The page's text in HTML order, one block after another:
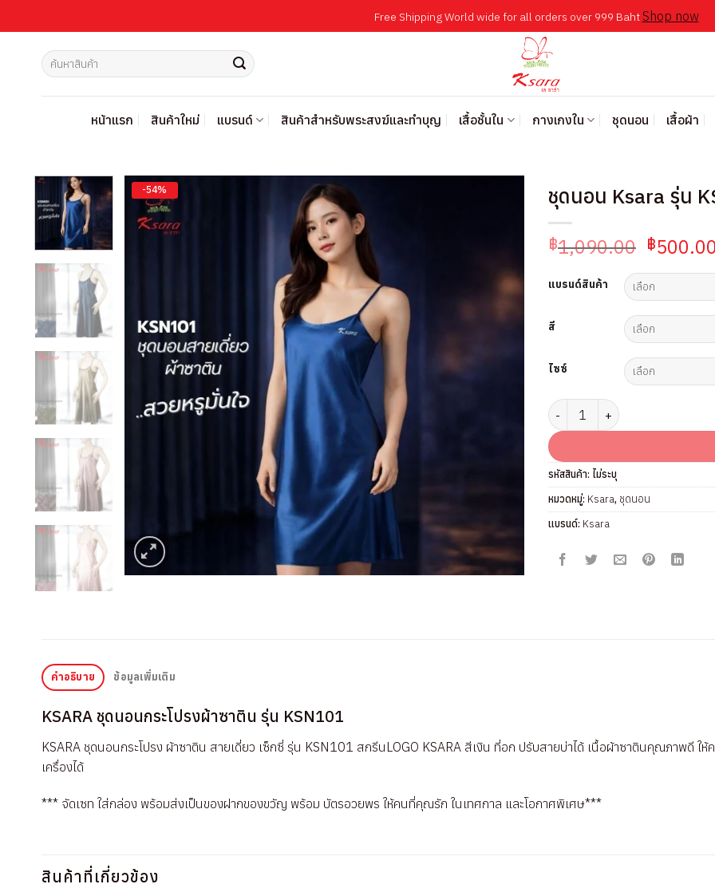
ไป
Free Shipping World wide for all orders over 999 Baht Shop now
ค้นหา:
หน้าแรก สินค้าใหม่ แบรนด์ สินค้าสำหรับพระสงฆ์และทำบุญ เสื้อชั้นใน กางเกงใน ชุดนอน เสื้อผ้า
-54% ชุดนอน Ksara รุ่น
฿1,090.00 Original
was:
฿
฿500.00
แบรนด์สินค้า
สี
ไซซ์
จำนวน ชุดนอน Ksara รุ่น KSN101
รหัสสินค้า: ไม่ระบุ
หมวดหมู่: Ksara, ชุดนอน
แบรนด์: Ksara
คำอธิบาย ข้อมูลเพิ่มเติม
KSARA ชุดนอนกระโปรงผ้าซาติน รุ่น KSN101
KSARA ชุดนอนกระโปรง ผ้าซาติน สายเดี่ยว เซ็กซี่ รุ่น KSN101 สกรีนLOGO KSARA สีเงิน ที่อก ปรับสายบ่าได้ เนื้อผ้าซาตินคุณภาพดี ให้
เครื่องได้
*** จัดเซท ใส่กล่อง พร้อมส่งเป็นของฝากของขวัญ พร้อม บัตรอวยพร ให้คนที่คุณรัก ในเทศกาล และโอกาศพิเศษ***
สินค้าที่เกี่ยวข้อง